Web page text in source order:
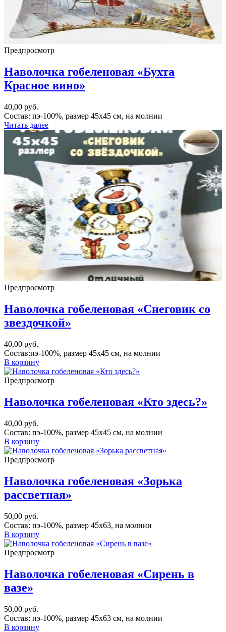
Предпросмотр
Наволочка гобеленовая «Бухта
Красное вино»
40,00 руб.
Состав: пэ-100%, размер 45х45 см, на молнии
Читать далее
Предпросмотр
Наволочка гобеленовая «Снеговик со
звездочкой»
40,00 руб.
Состав:пэ-100%, размер 45х45 см, на молнии
В корзину
Предпросмотр
Наволочка гобеленовая «Кто здесь?»
40,00 руб.
Состав: пэ-100%, размер 45х45 см, на молнии
В корзину
Предпросмотр
Наволочка гобеленовая «Зорька
рассветная»
50,00 руб.
Состав: пэ-100%, размер 45х63, на молнии
В корзину
Предпросмотр
Наволочка гобеленовая «Сирень в
вазе»
50,00 руб.
Состав: пэ-100%, размер 45х63 см, на молнии
В корзину